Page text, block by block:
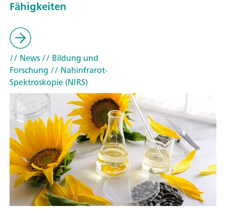
Fähigkeiten
// News// Bildung und
Forschung // Nahinfrarot-
Spektroskopie (NIRS)